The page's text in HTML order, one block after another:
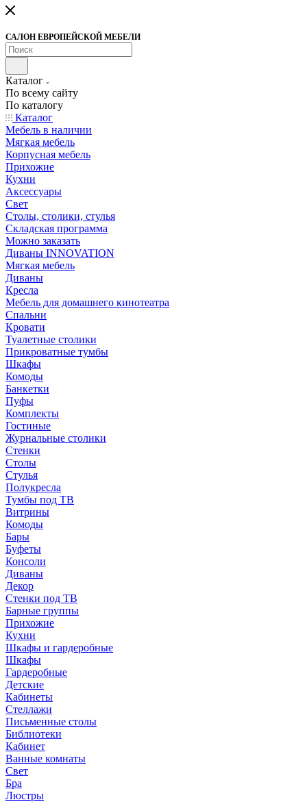
САЛОН ЕВРОПЕЙСКОЙ МЕБЕЛИ
Каталог
По всему сайту
По каталогу
Каталог
Мебель в наличии
Мягкая мебель
Корпусная мебель
Прихожие
Кухни
Аксессуары
Свет
Столы, столики, стулья
Складская программа
Можно заказать
Диваны INNOVATION
Мягкая мебель
Диваны
Кресла
Мебель для домашнего кинотеатра
Спальни
Кровати
Туалетные столики
Прикроватные тумбы
Шкафы
Комоды
Банкетки
Пуфы
Комплекты
Гостиные
Журнальные столики
Стенки
Столы
Стулья
Полукресла
Тумбы под ТВ
Витрины
Комоды
Бары
Буфеты
Консоли
Диваны
Декор
Стенки под ТВ
Барные группы
Прихожие
Кухни
Шкафы и гардеробные
Шкафы
Гардеробные
Детские
Кабинеты
Стеллажи
Письменные столы
Библиотеки
Кабинет
Ванные комнаты
Свет
Бра
Люстры